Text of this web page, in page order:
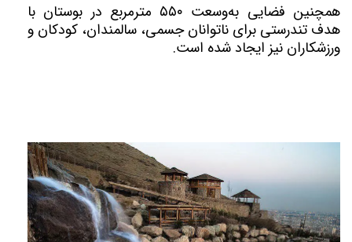
همچنین فضایی به‌وسعت ۵۵۰ مترمربع در بوستان با
هدف تندرستی برای ناتوانان جسمی، سالمندان، کودکان و
ورزشکاران نیز ایجاد شده است.